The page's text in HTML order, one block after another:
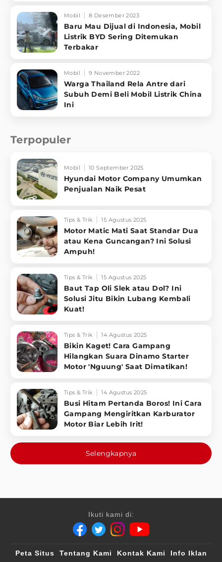
Mobil 8 Desember 2023
Baru Mau Dijual di Indonesia, Mobil
Listrik BYD Sering Ditemukan
Terbakar
Mobil 9 November 2022
Warga Thailand Rela Antre dari
Subuh Demi Beli Mobil Listrik China
Ini
Terpopuler
Mobil 10 September 2025
Hyundai Motor Company Umumkan
Penjualan Naik Pesat
Tips & Trik 15 Agustus 2025
Motor Matic Mati Saat Standar Dua
atau Kena Guncangan? Ini Solusi
Ampuh!
Tips & Trik 15 Agustus 2025
Baut Tap Oli Slek atau Dol? Ini
Solusi Jitu Bikin Lubang Kembali
Kuat!
Tips & Trik 14 Agustus 2025
Bikin Kaget! Cara Gampang
Hilangkan Suara Dinamo Starter
Motor 'Nguung' Saat Dimatikan!
Tips & Trik 14 Agustus 2025
Busi Hitam Pertanda Boros! Ini Cara
Gampang Mengiritkan Karburator
Motor Biar Lebih Irit!
Selengkapnya
Ikuti kami di:
Peta Situs Tentang Kami Kontak Kami Info Iklan